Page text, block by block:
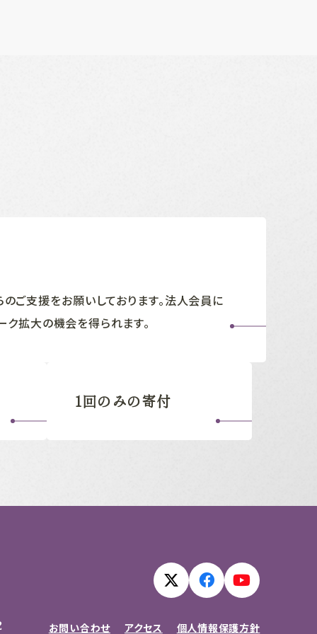
ご支援をお願いしております。法人会員に
ク拡大の機会を得られます。
1回のみの寄付
お問い合わせ アクセス 個人情報保護方針